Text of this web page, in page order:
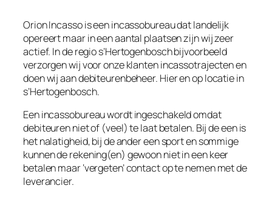
Orion Incasso is een incassobureau dat landelijk
opereert maar in een aantal plaatsen zijn wij zeer
actief. In de regio s’Hertogenbosch bijvoorbeeld
verzorgen wij voor onze klanten incassotrajecten en
doen wij aan debiteurenbeheer. Hier en op locatie in
s’Hertogenbosch.
Een incassobureau wordt ingeschakeld omdat
debiteuren niet of (veel) te laat betalen. Bij de een is
het nalatigheid, bij de ander een sport en sommige
kunnen de rekening(en) gewoon niet in een keer
betalen maar ‘vergeten’ contact op te nemen met de
leverancier.